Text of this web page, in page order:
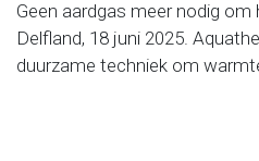
Geen aardgas meer nodig
Delfland, 18 juni 2025.
duurzame techniek om